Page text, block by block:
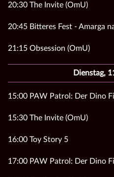
20:30 The Invite (OmU)
20:45 Bitteres Fest - Amarga
21:15 Obsession (OmU)
Dienstag,
15:00 PAW Patrol: Der Dino
15:30 The Invite (OmU)
16:00 Toy Story 5
17:00 PAW Patrol: Der Dino